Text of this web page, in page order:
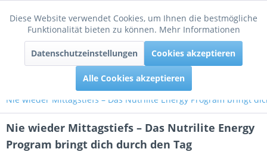
Menü
Nie wieder Mittagstiefs – Das Nutrilite Energy Program bringt
Nie wieder Mittagstiefs – Das Nutrilite Energy
Program bringt dich durch den Tag
Funktionale Aktiv
Tracking Inaktiv
Diese Website verwendet Cookies, um Ihnen die bestmögliche
Funktionalität bieten zu können. Mehr Informationen
Datenschutzeinstellungen Cookies akzeptieren
Alle Cookies akzeptieren